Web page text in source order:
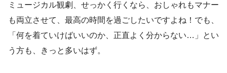
ミュージカル観劇、せっかく行くなら、おしゃれもマナー
も両立させて、最高の時間を過ごしたいですよね！でも、
「何を着ていけばいいのか、正直よく分からない…」とい
う方も、きっと多いはず。